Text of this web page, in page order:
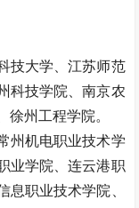
技大学、江苏师范
科技学院、南京农
徐州工程学院。
州机电职业技术学
业学院、连云港职
息职业技术学院、